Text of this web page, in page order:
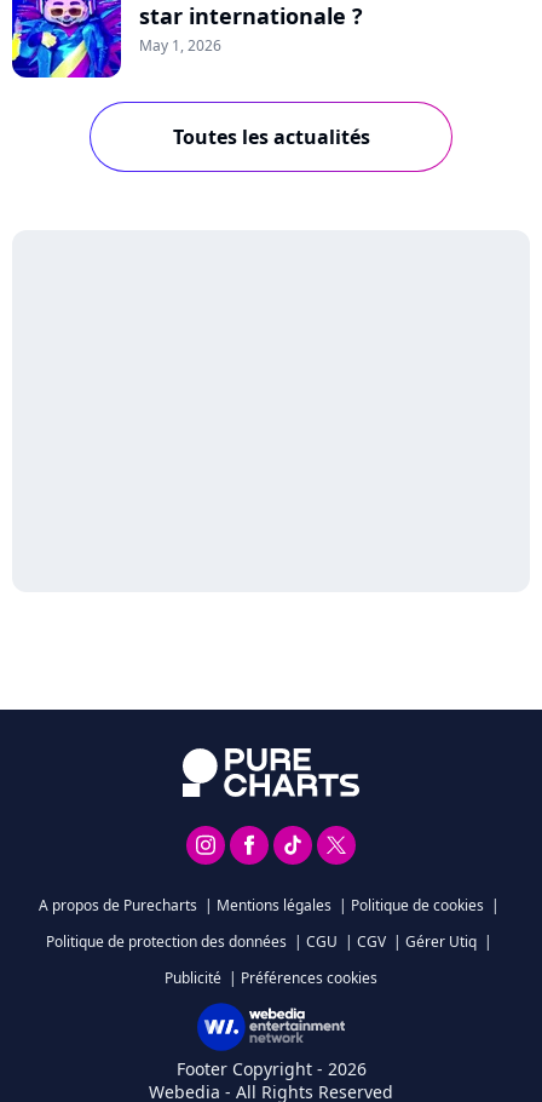
star internationale ?
May 1, 2026
Toutes les actualités
A propos de Purecharts | Mentions légales | Politique de cookies |
Politique de protection des données | CGU | CGV | Gérer Utiq |
Publicité | Préférences cookies
Footer Copyright - 2026
Webedia - All Rights Reserved